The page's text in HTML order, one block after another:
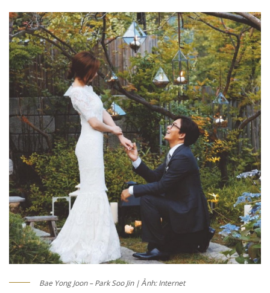
Bae Yong Joon – Park Soo Jin | Ảnh: Internet